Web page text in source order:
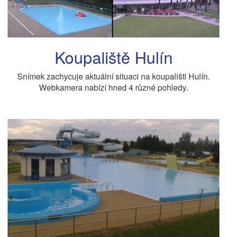
Koupaliště Hulín
Snímek zachycuje aktuální situaci na koupališti Hulín.
Webkamera nabízí hned 4 různé pohledy.